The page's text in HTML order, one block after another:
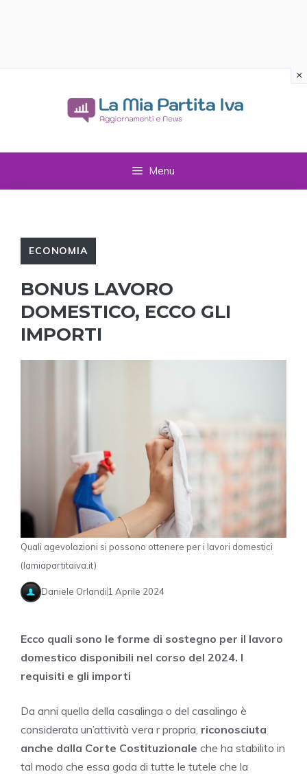
Menu
ECONOMIA
BONUS LAVORO
DOMESTICO, ECCO GLI
IMPORTI
Quali agevolazioni si possono ottenere per i lavori domestici
(lamiapartitaiva.it)
Daniele Orlandi 1 Aprile 2024
Ecco quali sono le forme di sostegno per il lavoro
domestico disponibili nel corso del 2024. I
requisiti e gli importi
Da anni quella della casalinga o del casalingo è
considerata un’attività vera r propria, riconosciuta
anche dalla Corte Costituzionale che ha stabilito in
tal modo che essa goda di tutte le tutele che la
×